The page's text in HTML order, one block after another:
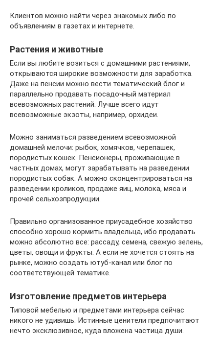
Клиентов можно найти через знакомых либо по
объявлениям в газетах и интернете.
Растения и животные
Если вы любите возиться с домашними растениями,
открываются широкие возможности для заработка.
Даже на пенсии можно вести тематический блог и
параллельно продавать посадочный материал
всевозможных растений. Лучше всего идут
всевозможные экзоты, например, орхидеи.
Можно заниматься разведением всевозможной
домашней мелочи: рыбок, хомячков, черепашек,
породистых кошек. Пенсионеры, проживающие в
частных домах, могут зарабатывать на разведении
породистых собак. А можно сконцентрироваться на
разведении кроликов, продаже яиц, молока, мяса и
прочей сельхозпродукции.
Правильно организованное приусадебное хозяйство
способно хорошо кормить владельца, ибо продавать
можно абсолютно все: рассаду, семена, свежую зелень,
цветы, овощи и фрукты. А если не хочется стоять на
рынке, можно создать ютуб-канал или блог по
соответствующей тематике.
Изготовление предметов интерьера
Типовой мебелью и предметами интерьера сейчас
никого не удивишь. Истинные ценители предпочитают
нечто эксклюзивное, куда вложена частица души.